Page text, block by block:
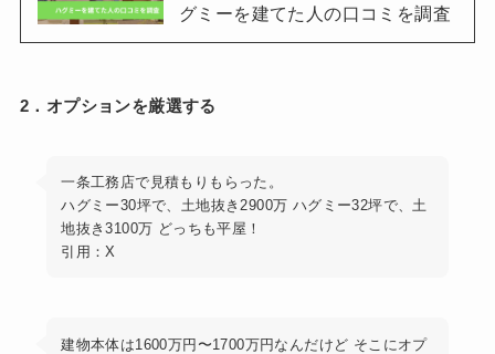
グミーを建てた人の口コミを調査
2．オプションを厳選する
一条工務店で見積もりもらった。
ハグミー30坪で、土地抜き2900万 ハグミー32坪で、土
地抜き3100万 どっちも平屋！
引用：X
建物本体は1600万円〜1700万円なんだけど そこにオプ